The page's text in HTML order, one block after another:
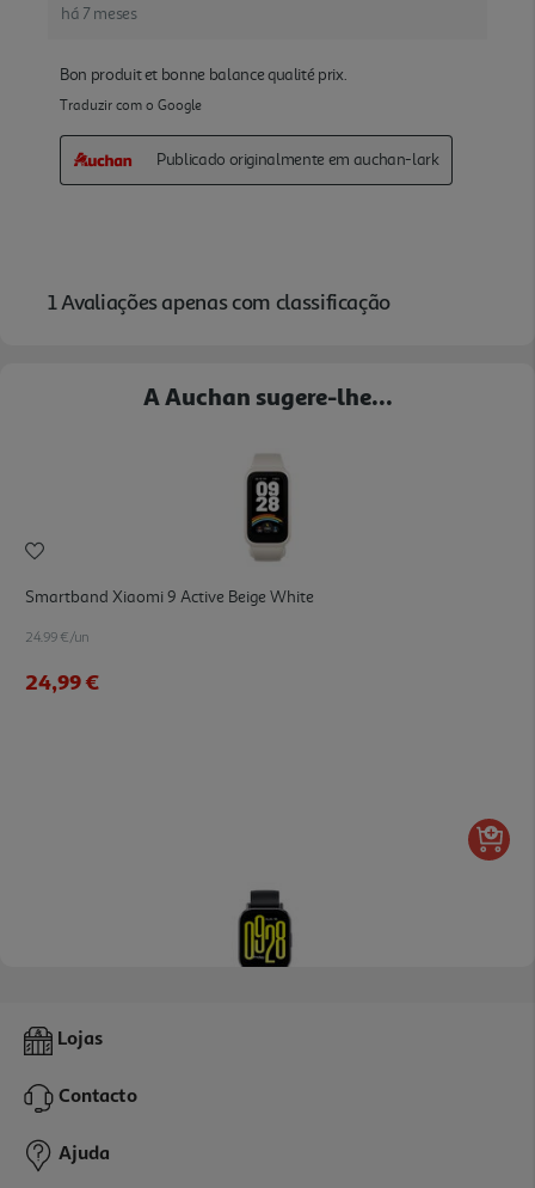
A Auchan sugere-lhe...
Smartband Xiaomi 9 Active Beige White
24.99 €/un
24,99 €
Smartwatch Xiaomi Redmi Watch 5 Active Preto
35,99 €
Lojas
Contacto
Ajuda